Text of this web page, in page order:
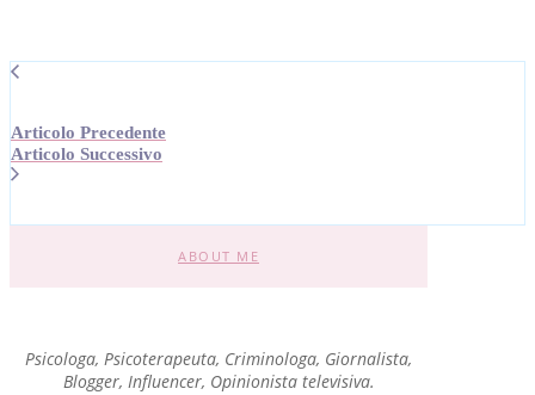
Articolo Precedente
Articolo Successivo
ABOUT ME
Psicologa, Psicoterapeuta, Criminologa, Giornalista,
Blogger, Influencer, Opinionista televisiva.